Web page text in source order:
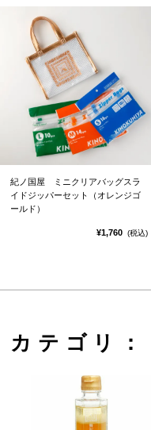
紀ノ国屋 ミニクリアバッグスラ
イドジッパーセット（オレンジゴ
ールド）
¥1,760 (税込)
カテゴリ：